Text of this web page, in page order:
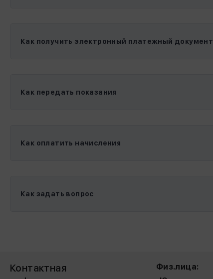
Как получить электронный платежный документ
Как передать показания
Как оплатить начисления
Как задать вопрос
Контактная
Физ.лица: